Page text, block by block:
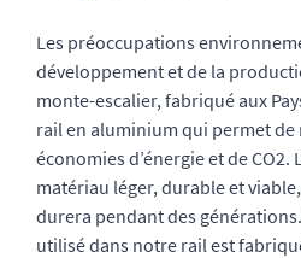
Les préoccupations
développement et de la
monte-escalier, fabriqué aux
rail en aluminium qui permet de
économies d’énergie et de CO2.
matériau léger, durable et
durera pendant des
utilisé dans notre rail est